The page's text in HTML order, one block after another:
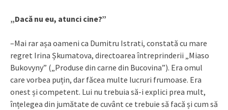
„Dacă nu eu, atunci cine?”
–Mai rar așa oameni ca Dumitru Istrati, constată cu mare
regret Irina Șkumatova, directoarea întreprinderii „Miaso
Bukovyny” („Produse din carne din Bucovina”). Era omul
care vorbea puțin, dar făcea multe lucruri frumoase. Era
onest și competent. Lui nu trebuia să-i explici prea mult,
înțelegea din jumătate de cuvânt ce trebuie să facă și cum să